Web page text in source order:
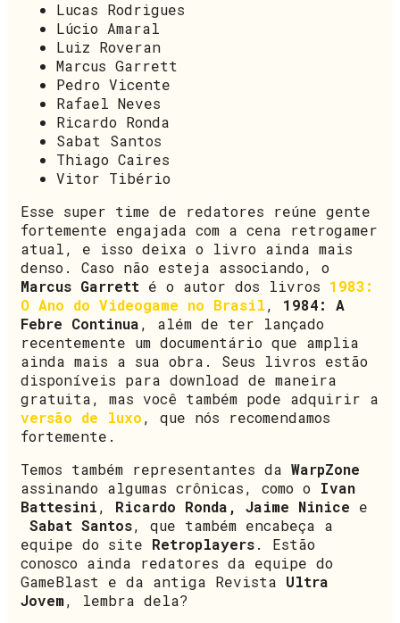
Lucas Rodrigues
Lúcio Amaral
Luiz Roveran
Marcus Garrett
Pedro Vicente
Rafael Neves
Ricardo Ronda
Sabat Santos
Thiago Caires
Vitor Tibério
Esse super time de redatores reúne gente
fortemente engajada com a cena retrogamer
atual, e isso deixa o livro ainda mais
denso. Caso não esteja associando, o
Marcus Garrett é o autor dos livros 1983:
O Ano do Videogame no Brasil, 1984: A
Febre Continua, além de ter lançado
recentemente um documentário que amplia
ainda mais a sua obra. Seus livros estão
disponíveis para download de maneira
gratuita, mas você também pode adquirir a
versão de luxo, que nós recomendamos
fortemente.
Temos também representantes da WarpZone
assinando algumas crônicas, como o Ivan
Battesini, Ricardo Ronda, Jaime Ninice e
Sabat Santos, que também encabeça a
equipe do site Retroplayers. Estão
conosco ainda redatores da equipe do
GameBlast e da antiga Revista Ultra
Jovem, lembra dela?